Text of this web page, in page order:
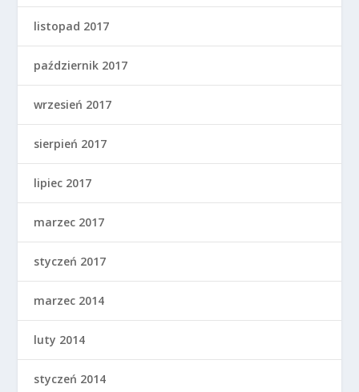
listopad 2017
październik 2017
wrzesień 2017
sierpień 2017
lipiec 2017
marzec 2017
styczeń 2017
marzec 2014
luty 2014
styczeń 2014